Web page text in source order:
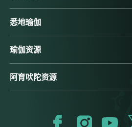
悉地瑜伽
瑜伽资源
阿育吠陀资源